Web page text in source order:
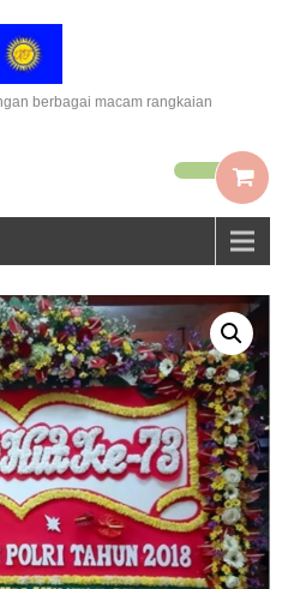
berbagai macam rangkaian